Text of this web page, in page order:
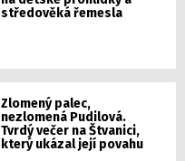
středověká řemesla
Zlomený palec,
nezlomená Pudilová.
Tvrdý večer na Štvanici,
který ukázal její povahu